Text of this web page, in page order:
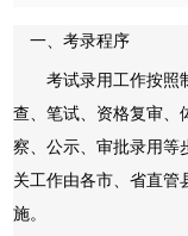
公务员主管部门统一
一、考录程序
考试录用工作按照制
查、笔试、资格复审、
察、公示、审批录用等
关工作由各市、省直管
施。